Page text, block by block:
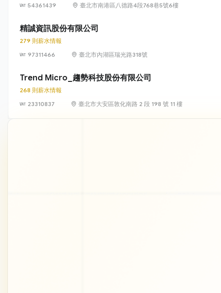
54361439 臺北市南港區八德路4段768巷5號6樓
精誠資訊股份有限公司
279 則薪水情報
97311466
臺北市內湖區瑞光路318號
Trend Micro_趨勢科技股份有限公司
268 則薪水情報
23310837
臺北市大安區敦化南路 2 段 198 號 11 樓